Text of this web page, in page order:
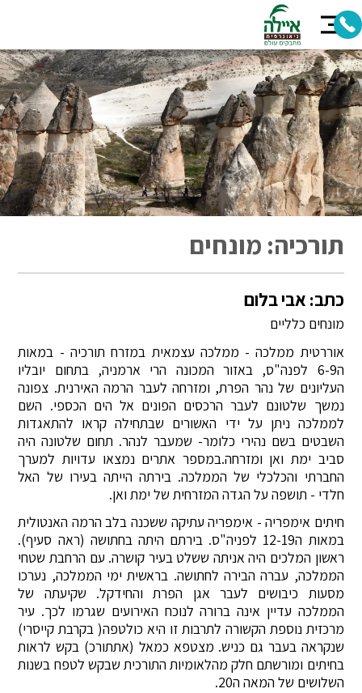
תורכיה: מונחים
כתב: אבי בלום
מונחים כלליים
אוררטית ממלכה - ממלכה עצמאית במזרח תורכיה - במאות
ה6-9 לפנה"ס, באזור המכונה הרי ארמניה, בתחום יובליו
העליונים של נהר הפרת, ומזרחה לעבר הרמה האירנית. צפונה
נמשך שלטונם לעבר הרכסים הפונים אל הים הכספי. השם
לממלכה ניתן על ידי האשורים שבתחילה קראו להתאגדות
השבטים בשם נהירי כלומר- שמעבר לנהר. תחום שלטונה היה
סביב ימת ואן ומזרחה.במספר אתרים נמצאו עדויות למערך
החברתי והכלכלי של הממלכה. בירתה הייתה בעירו של האל
חלדי - תושפה על הגדה המזרחית של ימת ואן.
חיתים אימפריה - אימפריה עתיקה ששכנה בלב הרמה האנטולית
במאות ה12-19 לפניה"ס. בירתם היתה בחתושה (ראה סעיף).
ראשון המלכים היה אניתה ששלט בעיר קושרה. עם הרחבת שטחי
הממלכה, עברה הבירה לחתושה. בראשית ימי הממלכה, נערכו
מסעות כיבושים לעבר אגן הפרת והחידקל. שקיעתה של
הממלכה עדיין אינה ברורה לנוכח האירועים שגרמו לכך. עיר
מרכזית נוספת הקשורה לתרבות זו היא כולטפה( בקרבת קייסרי)
שנקראה בעבר גם כניש. מצטפא כמאל (אתתורכ) בקש לראות
בחיתים ומורשתם חלק מהלאומיות התורכית שבקש לטפח בשנות
השלושים של המאה ה20.